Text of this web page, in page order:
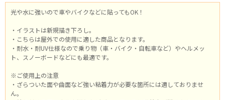
光や水に強いので車やバイクなどに貼ってもOK！
・イラストは新規描き下ろし。
・こちらは屋外での使用に適した商品となります。
・耐水・耐UV仕様なので乗り物（車・バイク・自転車など）やヘルメッ
ト、スノーボードなどにも最適です。
※ご使用上の注意
・ざらついた面や曲面など強い粘着力が必要な箇所には適しておりませ
ん。